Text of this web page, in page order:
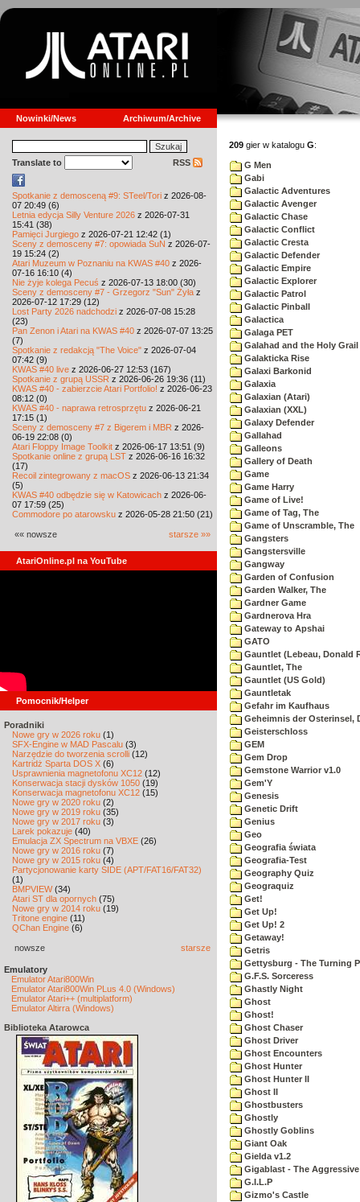
Nowinki/News Archiwum/Archive
Translate to RSS
Spotkanie z demosceną #9: STeel/Tori z 2026-08-
07 20:49 (6)
Letnia edycja Silly Venture 2026 z 2026-07-31
15:41 (38)
Pamięci Jurgiego z 2026-07-21 12:42 (1)
Sceny z demosceny #7: opowiada SuN z 2026-07-
19 15:24 (2)
Atari Muzeum w Poznaniu na KWAS #40 z 2026-
07-16 16:10 (4)
Nie żyje kolega Pecuś z 2026-07-13 18:00 (30)
Sceny z demosceny #7 - Grzegorz "Sun" Żyła z
2026-07-12 17:29 (12)
Lost Party 2026 nadchodzi z 2026-07-08 15:28
(23)
Pan Zenon i Atari na KWAS #40 z 2026-07-07 13:25
(7)
Spotkanie z redakcją "The Voice" z 2026-07-04
07:42 (9)
KWAS #40 live z 2026-06-27 12:53 (167)
Spotkanie z grupą USSR z 2026-06-26 19:36 (11)
KWAS #40 - zabierzcie Atari Portfolio! z 2026-06-23
08:12 (0)
KWAS #40 - naprawa retrosprzętu z 2026-06-21
17:15 (1)
Sceny z demosceny #7 z Bigerem i MBR z 2026-
06-19 22:08 (0)
Atari Floppy Image Toolkit z 2026-06-17 13:51 (9)
Spotkanie online z grupą LST z 2026-06-16 16:32
(17)
Recoil zintegrowany z macOS z 2026-06-13 21:34
(5)
KWAS #40 odbędzie się w Katowicach z 2026-06-
07 17:59 (25)
Commodore po atarowsku z 2026-05-28 21:50 (21)
«« nowsze starsze »»
AtariOnline.pl na YouTube
Pomocnik/Helper
Poradniki
Nowe gry w 2026 roku (1)
SFX-Engine w MAD Pascalu (3)
Narzędzie do tworzenia scrolli (12)
Kartridż Sparta DOS X (6)
Usprawnienia magnetofonu XC12 (12)
Konserwacja stacji dysków 1050 (19)
Konserwacja magnetofonu XC12 (15)
Nowe gry w 2020 roku (2)
Nowe gry w 2019 roku (35)
Nowe gry w 2017 roku (3)
Larek pokazuje (40)
Emulacja ZX Spectrum na VBXE (26)
Nowe gry w 2016 roku (7)
Nowe gry w 2015 roku (4)
Partycjonowanie karty SIDE (APT/FAT16/FAT32)
(1)
BMPVIEW(34)
Atari ST dla opornych (75)
Nowe gry w 2014 roku (19)
Tritone engine (11)
QChan Engine (6)
nowsze starsze
Emulatory
Emulator Atari800Win
Emulator Atari800Win PLus 4.0 (Windows)
Emulator Atari++ (multiplatform)
Emulator Altirra (Windows)
Biblioteka Atarowca
209 gier w katalogu G:
G Men
Gabi
Galactic Adventures
Galactic Avenger
Galactic Chase
Galactic Conflict
Galactic Cresta
Galactic Defender
Galactic Empire
Galactic Explorer
Galactic Patrol
Galactic Pinball
Galactica
Galaga PET
Galahad and the Holy Grail
Galakticka Rise
Galaxi Barkonid
Galaxia
Galaxian (Atari)
Galaxian (XXL)
Galaxy Defender
Gallahad
Galleons
Gallery of Death
Game
Game Harry
Game of Live!
Game of Tag, The
Game of Unscramble, The
Gangsters
Gangstersville
Gangway
Garden of Confusion
Garden Walker, The
Gardner Game
Gardnerova Hra
Gateway to Apshai
GATO
Gauntlet (Lebeau, Donald
Gauntlet, The
Gauntlet (US Gold)
Gauntletak
Gefahr im Kaufhaus
Geheimnis der Osterinsel,
Geisterschloss
GEM
Gem Drop
Gemstone Warrior v1.0
Gem'Y
Genesis
Genetic Drift
Genius
Geo
Geografia świata
Geografia-Test
Geography Quiz
Geograquiz
Get!
Get Up!
Get Up! 2
Getaway!
Getris
Gettysburg - The Turning
G.F.S. Sorceress
Ghastly Night
Ghost
Ghost!
Ghost Chaser
Ghost Driver
Ghost Encounters
Ghost Hunter
Ghost Hunter II
Ghost II
Ghostbusters
Ghostly
Ghostly Goblins
Giant Oak
Gielda v1.2
Gigablast - The
G.I.L.P
Gizmo's Castle